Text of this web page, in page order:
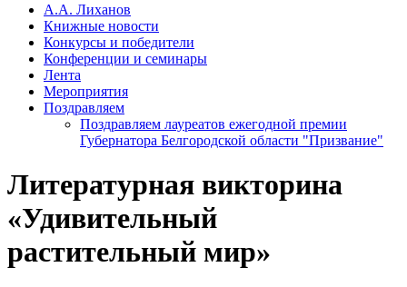
А.А. Лиханов
Книжные новости
Конкурсы и победители
Конференции и семинары
Лента
Мероприятия
Поздравляем
Поздравляем лауреатов ежегодной премии
Губернатора Белгородской области "Призвание"
Литературная викторина
«Удивительный
растительный мир»